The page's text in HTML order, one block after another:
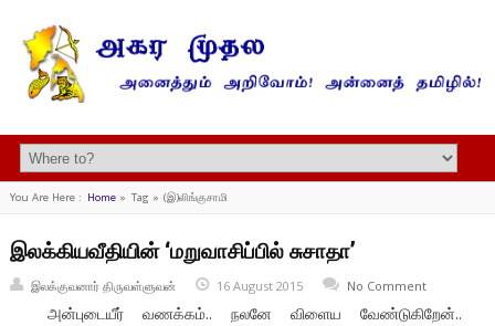
You Are Here : Home» Tag » (இ)லிங்குசாமி
இலக்கியவீதியின் ‘மறுவாசிப்பில் சுசாதா’
இலக்குவனார் திருவள்ளுவன் 16 August 2015 No Comment
அன்புடையீர் வணக்கம்.. நலனே விளைய வேண்டுகிறேன்..​​